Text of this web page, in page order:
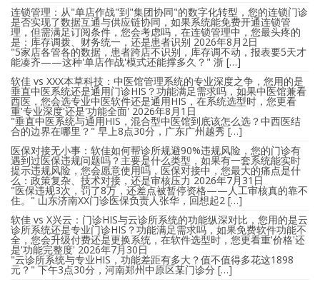
连锁管理：从"单店作战"到"集团协同"的数字化转型，您的连锁门诊
是否实现了数据互通与供应链协同，如果系统能免费开通连锁管
理，但需满足订阅条件，您会考虑吗，在连锁管理中，您最头疼的
是：库存调拨、财务统一，还是患者识别 2026年8月2日
"5家店各管各的数据，患者跨店不识别，库存调不动，报表要5天才
能凑齐——这种'单店作战'模式还能撑多久？" 浙 […]
软佳 vs XXX本草科技：中医馆管理系统的专业深度之争，您用的是
垂直中医系统还是通用门诊HIS？功能满足需求吗，如果中医馆兼看
西医，您会选专业中医软件还是通用HIS，在系统选型时，您更看
重'专业深度'还是'功能全面' 2026年8月1日
"垂直中医系统与通用HIS，混合型中医馆到底该怎么选？中西医结
合的边界在哪里？" 早上8点30分，广东广州越秀 […]
医保对接无小事：软佳如何帮诊所规避90%违规风险，您的门诊有
遇到过医保违规问题吗？主要是什么类型，如果有一套系统能实时
提示违规风险，您会愿意使用吗，医保对接中，您最大的痛点是什
么：政策复杂、技术对接，还是审核压力 2026年7月31日
"医保违规3次，罚了8万，还差点被暂停资格——人工审核真的靠不
住。" 山东济南XX门诊医保负责人张华，回想起2 […]
软佳 vs X兴云：门诊HIS与云诊所系统的功能纵深对比，您用的是云
诊所系统还是专业门诊HIS？功能满足需求吗，如果免费软件功能不
全，您会升级付费还是更换系统，在软件选型时，您更看重'价格'还
是'功能完整度' 2026年7月30日
"云诊所系统与专业HIS，功能差距有多大？值不值得多花这1898
元？" 下午3点30分，河南郑州中原区某门诊分 […]